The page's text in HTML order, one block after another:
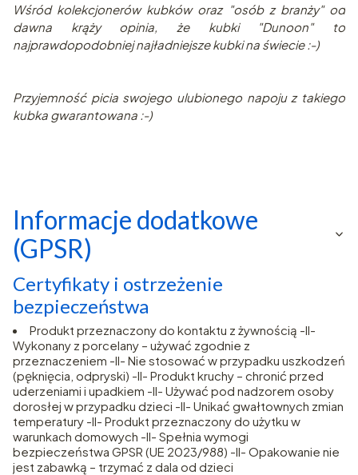
Wśród kolekcjonerów kubków oraz "osób z branży" od
dawna krąży opinia, że kubki "Dunoon" to
najprawdopodobniej najładniejsze kubki na świecie :-)
Przyjemność picia swojego ulubionego napoju z takiego
kubka gwarantowana :-)
Informacje dodatkowe
(GPSR)
Certyfikaty i ostrzeżenie
bezpieczeństwa
Produkt przeznaczony do kontaktu z żywnością -II-
Wykonany z porcelany – używać zgodnie z
przeznaczeniem -II- Nie stosować w przypadku uszkodzeń
(pęknięcia, odpryski) -II- Produkt kruchy – chronić przed
uderzeniami i upadkiem -II- Używać pod nadzorem osoby
dorosłej w przypadku dzieci -II- Unikać gwałtownych zmian
temperatury -II- Produkt przeznaczony do użytku w
warunkach domowych -II- Spełnia wymogi
bezpieczeństwa GPSR (UE 2023/988) -II- Opakowanie nie
jest zabawką – trzymać z dala od dzieci